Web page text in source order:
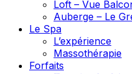
Loft – Vue
Auberge – Le
Le Spa
L’expérience
Massothérapie
Forfaits